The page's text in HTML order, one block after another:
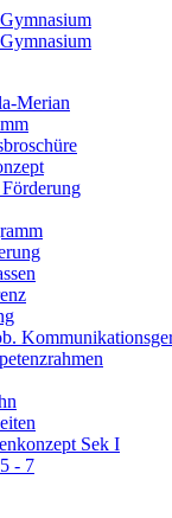
Merian
Sek I
- 7